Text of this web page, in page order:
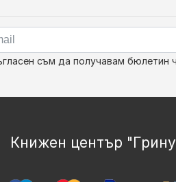
съм да получавам бюлетин
Книжен център